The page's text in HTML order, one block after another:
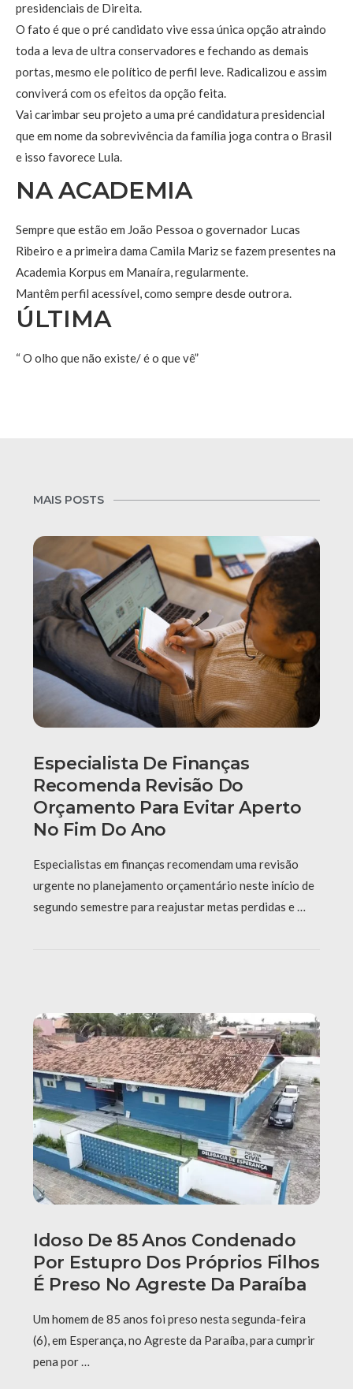
presidenciais de Direita.
O fato é que o pré candidato vive essa única opção atraindo
toda a leva de ultra conservadores e fechando as demais
portas, mesmo ele político de perfil leve. Radicalizou e assim
conviverá com os efeitos da opção feita.
Vai carimbar seu projeto a uma pré candidatura presidencial
que em nome da sobrevivência da família joga contra o Brasil
e isso favorece Lula.
NA ACADEMIA
Sempre que estão em João Pessoa o governador Lucas
Ribeiro e a primeira dama Camila Mariz se fazem presentes na
Academia Korpus em Manaíra, regularmente.
Mantêm perfil acessível, como sempre desde outrora.
ÚLTIMA
“ O olho que não existe/ é o que vê”
MAIS POSTS
Especialista De Finanças
Recomenda Revisão Do
Orçamento Para Evitar Aperto
No Fim Do Ano
Especialistas em finanças recomendam uma revisão
urgente no planejamento orçamentário neste início de
segundo semestre para reajustar metas perdidas e …
Idoso De 85 Anos Condenado
Por Estupro Dos Próprios Filhos
É Preso No Agreste Da Paraíba
Um homem de 85 anos foi preso nesta segunda-feira
(6), em Esperança, no Agreste da Paraíba, para cumprir
pena por …